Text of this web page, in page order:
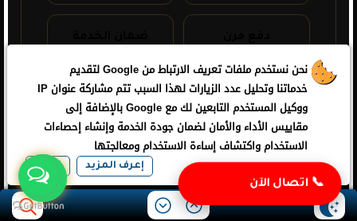
كاش أو تحويل جودة مضمونة
📞 اتصال الآن
نحن نستخدم ملفات تعريف الارتباط من Google لتقديم
خدماتنا وتحليل عدد الزيارات لهذا السبب تتم مشاركة عنوان IP
ووكيل المستخدم التابعين لك مع Google بالإضافة إلى
مقاييس الأداء والأمان لضمان جودة الخدمة وإنشاء إحصاءات
الاستخدام واكتشاف إساءة الاستخدام ومعالجتها
إعرف المزيد اوافق